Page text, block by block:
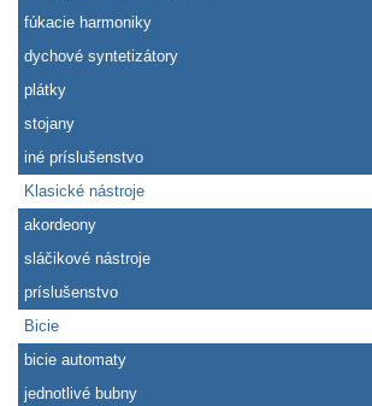
fúkacie harmoniky
dychové syntetizátory
plátky
stojany
iné príslušenstvo
Klasické nástroje
akordeony
sláčikové nástroje
príslušenstvo
Bicie
bicie automaty
jednotlivé bubny